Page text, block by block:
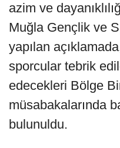
azim ve
Muğla Gençlik ve
yapılan
sporcular tebrik
edecekleri Bölge
müsabakalarında
bulunuldu.